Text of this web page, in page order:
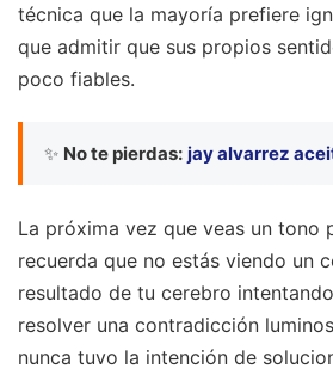
técnica que la mayoría prefiere
que admitir que sus propios
poco fiables.
✨ No te pierdas: jay alvarrez
La próxima vez que veas un tono
recuerda que no estás viendo un
resultado de tu cerebro
resolver una contradicción
nunca tuvo la intención de